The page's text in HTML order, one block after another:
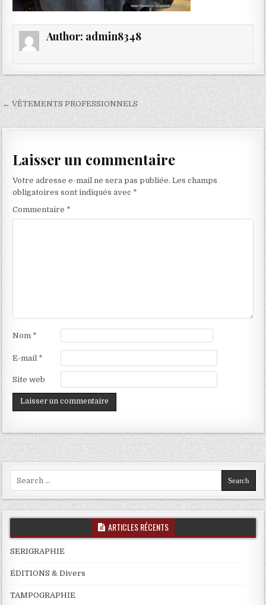
Author: admin8348
Navigation
de
← VÊTEMENTS PROFESSIONNELS
Laisser un commentaire
Votre adresse e-mail ne sera pas publiée. Les champs
obligatoires sont indiqués avec *
Commentaire *
Nom *
E-mail *
Site web
ARTICLES RÉCENTS
SERIGRAPHIE
ÉDITIONS & Divers
TAMPOGRAPHIE